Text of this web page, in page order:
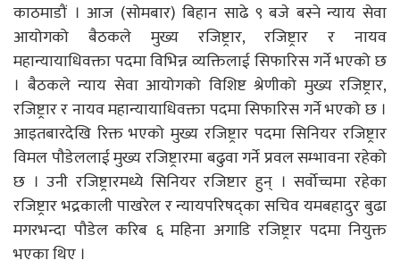
काठमाडौं । आज (सोमबार) बिहान साढे ९ बजे बस्ने न्याय सेवा
आयोगको बैठकले मुख्य रजिष्ट्रार, रजिष्ट्रार र नायव
महान्यायाधिवक्ता पदमा विभिन्न व्यक्तिलाई सिफारिस गर्ने भएको छ
। बैठकले न्याय सेवा आयोगको विशिष्ट श्रेणीको मुख्य रजिष्ट्रार,
रजिष्ट्रार र नायव महान्यायाधिवक्ता पदमा सिफारिस गर्ने भएको छ ।
आइतबारदेखि रिक्त भएको मुख्य रजिष्ट्रार पदमा सिनियर रजिष्ट्रार
विमल पौडेललाई मुख्य रजिष्ट्रारमा बढुवा गर्ने प्रवल सम्भावना रहेको
छ । उनी रजिष्ट्रारमध्ये सिनियर रजिष्टार हुन् । सर्वोच्चमा रहेका
रजिष्ट्रार भद्रकाली पाखरेल र न्यायपरिषद्का सचिव यमबहादुर बुढा
मगरभन्दा पौडेल करिब ६ महिना अगाडि रजिष्ट्रार पदमा नियुक्त
भएका थिए ।